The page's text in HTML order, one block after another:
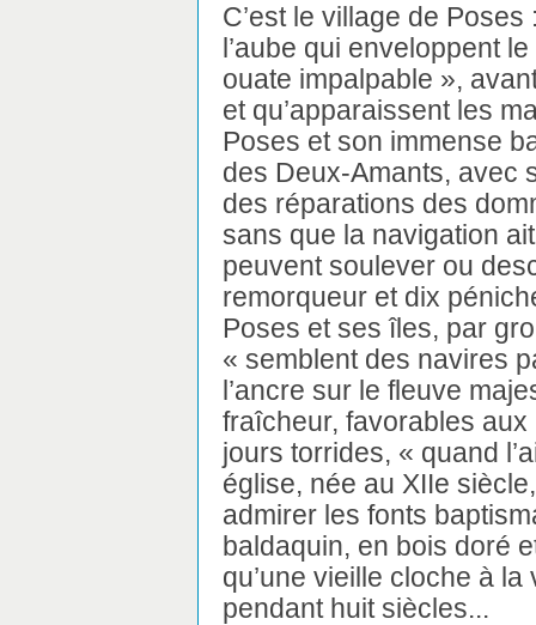
C’est le village de
l’aube qui enveloppent
ouate impalpable »,
et qu’apparaissent les
Poses et son immense
des Deux-Amants, avec
des réparations des
sans que la navigation
peuvent soulever ou
remorqueur et dix
Poses et ses îles, par
« semblent des navires
l’ancre sur le fleuve
fraîcheur, favorables
jours torrides, « quand
église, née au XIIe
admirer les fonts
baldaquin, en bois doré
qu’une vieille cloche à
pendant huit siècles...